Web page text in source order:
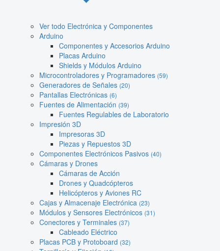
Ver todo Electrónica y Componentes
Arduino
Componentes y Accesorios Arduino
Placas Arduino
Shields y Módulos Arduino
Microcontroladores y Programadores (59)
Generadores de Señales (20)
Pantallas Electrónicas (6)
Fuentes de Alimentación (39)
Fuentes Regulables de Laboratorio
Impresión 3D
Impresoras 3D
Piezas y Repuestos 3D
Componentes Electrónicos Pasivos (40)
Cámaras y Drones
Cámaras de Acción
Drones y Quadcópteros
Helicópteros y Aviones RC
Cajas y Almacenaje Electrónica (23)
Módulos y Sensores Electrónicos (31)
Conectores y Terminales (37)
Cableado Eléctrico
Placas PCB y Protoboard (32)